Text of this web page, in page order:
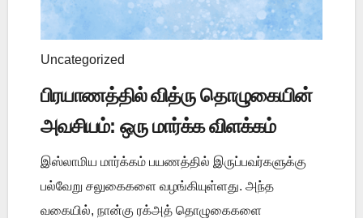
Uncategorized
பிரயாணத்தில் வித்ரு தொழுகையின்
அவசியம்: ஒரு மார்க்க விளக்கம்
இஸ்லாமிய மார்க்கம் பயணத்தில் இருப்பவர்களுக்கு
பல்வேறு சலுகைகளை வழங்கியுள்ளது. அந்த
வகையில், நான்கு ரக்அத் தொழுகைகளை